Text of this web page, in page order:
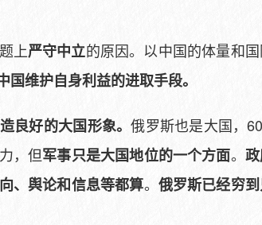
上严守中立的原因。以中国的体量和
维护自身利益的进取手段。
良好的大国形象。俄罗斯也是大国，
，但军事只是大国地位的一个方面。
、舆论和信息等都算。 俄罗斯已经穷到